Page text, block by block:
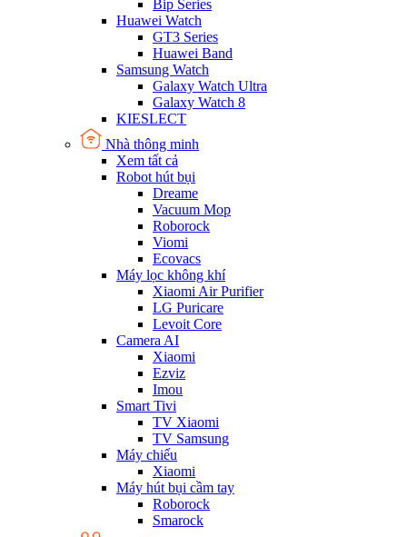
Bip Series
Huawei Watch
GT3 Series
Huawei Band
Samsung Watch
Galaxy Watch Ultra
Galaxy Watch 8
KIESLECT
Nhà thông minh
Xem tất cả
Robot hút bụi
Dreame
Vacuum Mop
Roborock
Viomi
Ecovacs
Máy lọc không khí
Xiaomi Air Purifier
LG Puricare
Levoit Core
Camera AI
Xiaomi
Ezviz
Imou
Smart Tivi
TV Xiaomi
TV Samsung
Máy chiếu
Xiaomi
Máy hút bụi cầm tay
Roborock
Smarock